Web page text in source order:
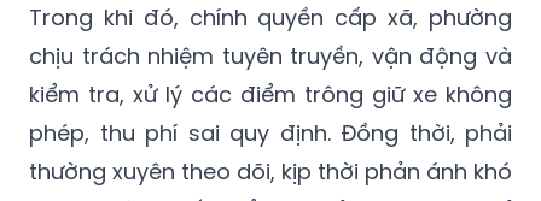
Trong khi đó, chính quyền cấp xã, phường
chịu trách nhiệm tuyên truyền, vận động và
kiểm tra, xử lý các điểm trông giữ xe không
phép, thu phí sai quy định. Đồng thời, phải
thường xuyên theo dõi, kịp thời phản ánh khó